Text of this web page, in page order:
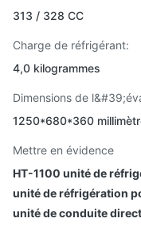
313 / 328 CC
Charge de réfrigérant:
4,0 kilogrammes
Dimensions de
1250*680*360
Mettre en évidence
HT-1100 unité de
unité de réfrigération
unité de conduite